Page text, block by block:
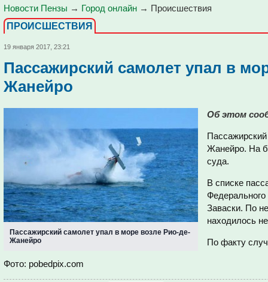
Новости Пензы → Город онлайн → Проиcшествия
ПРОИCШЕСТВИЯ
19 января 2017, 23:21
Пассажирский самолет упал в
Жанейро
Пассажирский самолет упал в море возле Рио-де-
Жанейро
Об этом
Жанейро. На
суда.
В списке
Федерального
Заваски. По
находилось
По факту
Фото: pobedpix.com